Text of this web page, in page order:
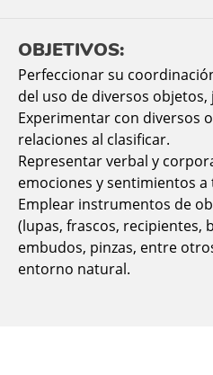
OBJETIVOS:
Perfeccionar su
del uso de diversos
Experimentar con diversos
relaciones al clasificar.
Representar verbal y
emociones y sentimientos
Emplear instrumentos de
(lupas, frascos, recipientes,
embudos, pinzas, entre
entorno natural.